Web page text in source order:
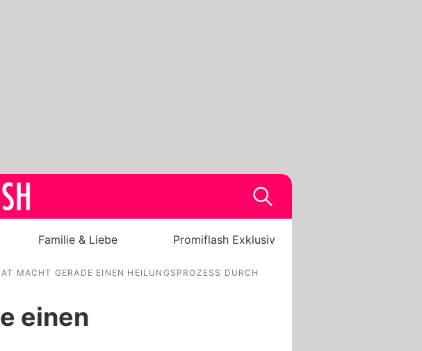
Familie & Liebe Promiflash Exklusiv
MACHT GERADE EINEN HEILUNGSPROZESS DURCH
einen